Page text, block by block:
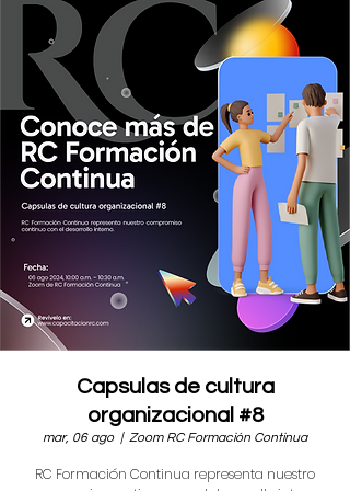
Capsulas de cultura
organizacional #8
mar, 06 ago
  |
Zoom RC Formación Continua
RC Formación Continua representa nuestro